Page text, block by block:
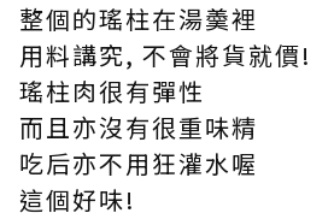
整個的瑤柱在湯羮裡
用料講究, 不會將貨就價!
瑤柱肉很有彈性
而且亦沒有很重味精
吃后亦不用狂灌水喔
這個好味!